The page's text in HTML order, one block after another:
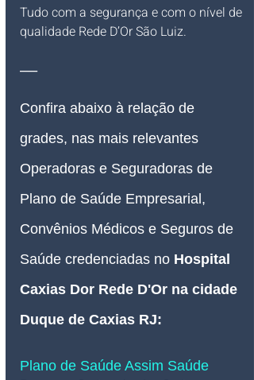
Tudo com a segurança e com o nível de
qualidade Rede D’Or São Luiz.
__
Confira abaixo à relação de
grades, nas mais relevantes
Operadoras e Seguradoras de
Plano de Saúde Empresarial,
Convênios Médicos e Seguros de
Saúde credenciadas no Hospital
Caxias Dor Rede D'Or na cidade
Duque de Caxias RJ:
Plano de Saúde Assim Saúde